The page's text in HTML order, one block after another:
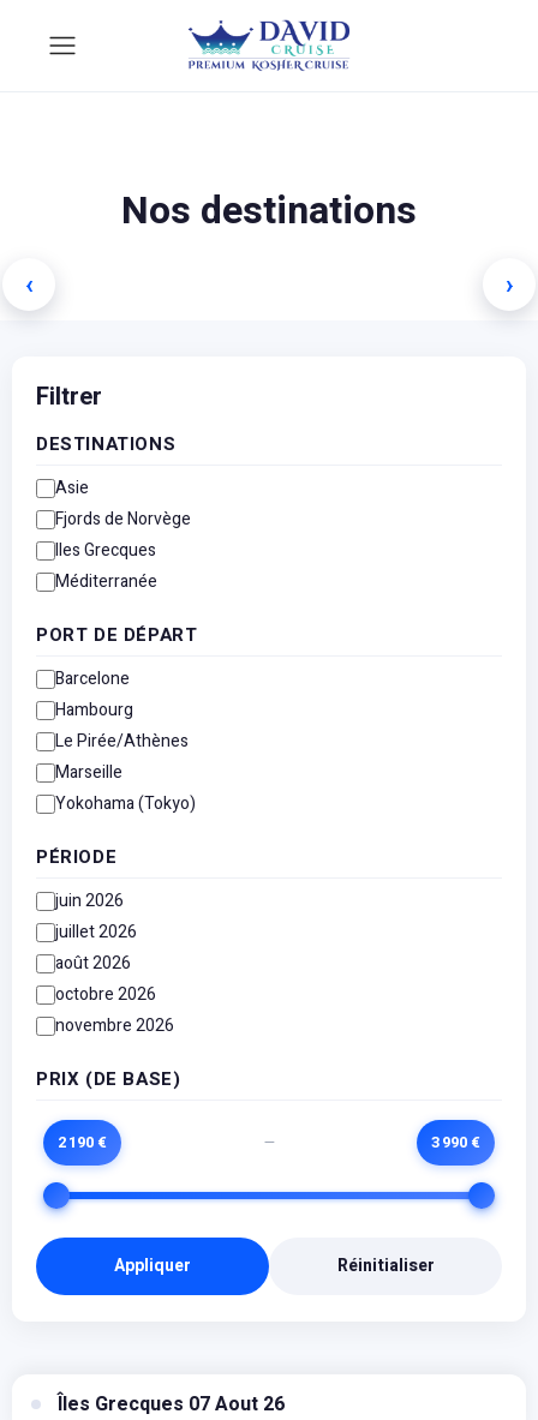
Nos destinations
3 croisières
Voir les croisières→
‹ ›
Filtrer
DESTINATIONS
Asie
Fjords de Norvège
Iles Grecques
Méditerranée
PORT DE DÉPART
Barcelone
Hambourg
Le Pirée/Athènes
Marseille
Yokohama (Tokyo)
PÉRIODE
juin 2026
juillet 2026
août 2026
octobre 2026
novembre 2026
PRIX (DE BASE)
2 190 € — 3 990 €
Appliquer Réinitialiser
Îles Grecques 07 Aout 26